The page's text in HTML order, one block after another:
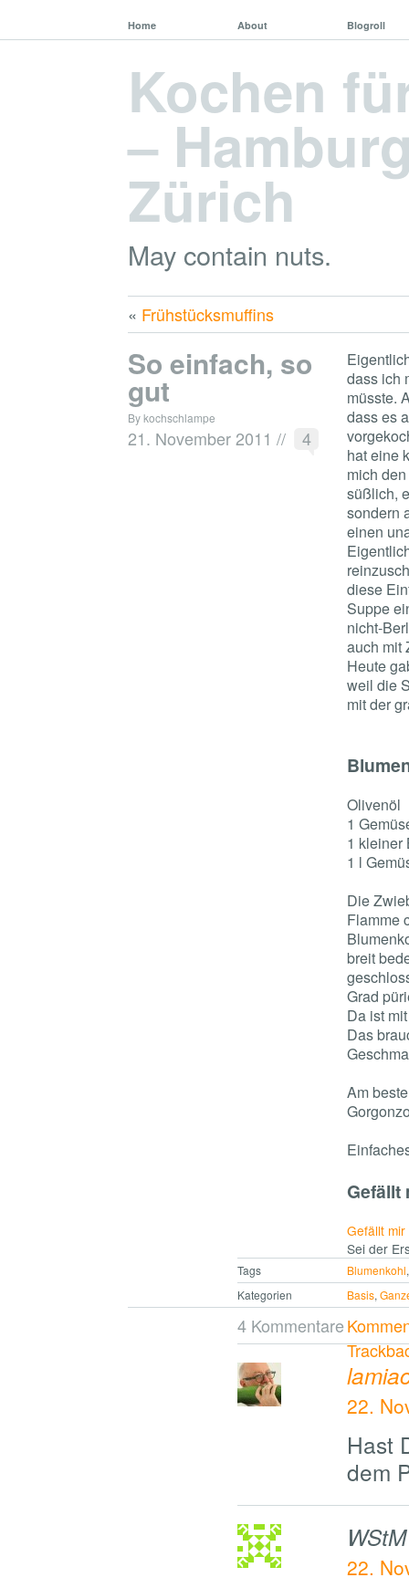
Home About Blogroll
Kochen
–
Zürich
May contain nuts.
« Frühstücksmuffins
So einfach, so
gut
By kochschlampe
21. November 2011 // 4
dass ich
müsste.
dass es
hat eine
mich
süßlich,
sondern
einen
diese
Suppe
nicht-
auch mit
Heute
weil die
mit der
Olivenöl
1
1 kleiner
1 l
Die
Flamme
breit
Grad
Da ist
Das
Am
Gefällt
Gefällt mir
Sei der
Tags Blumenkohl
Kategorien
Basis,
4 Kommentare
22.
Hast
dem
WStM
22.